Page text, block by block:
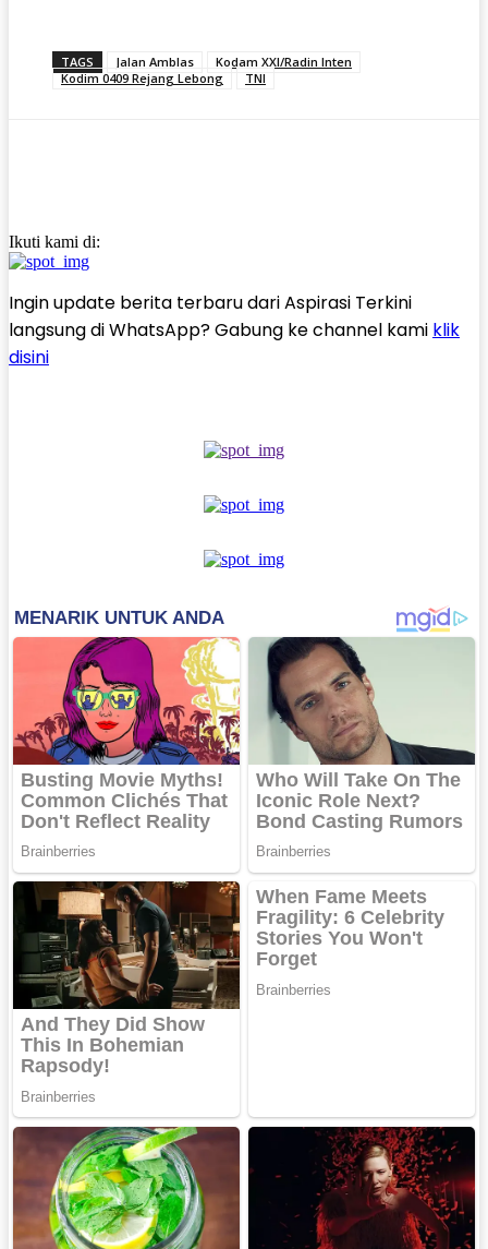
TAGS Jalan Amblas
Kodam XXI/Radin Inten
Kodim 0409 Rejang Lebong
TNI
Ikuti kami di:
Ingin update berita terbaru dari Aspirasi Terkini
langsung di WhatsApp? Gabung ke channel kami klik
disini